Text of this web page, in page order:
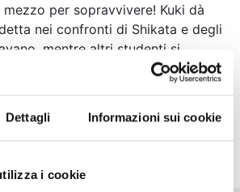
Dettagli Informazioni sui cookie
i cookie
mezzo per sopravvivere! Kuki dà
nei confronti di Shikata e degli
mentre altri studenti si
a seconda del luogo in cui sono
“gruppo della collina”, dall’altro
della loro fazione c’è